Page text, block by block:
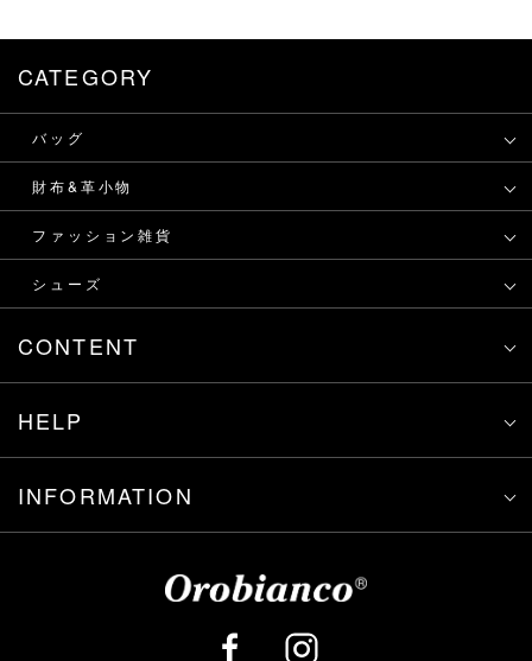
CATEGORY
バッグ
財布&革小物
ファッション雑貨
シューズ
CONTENT
HELP
INFORMATION